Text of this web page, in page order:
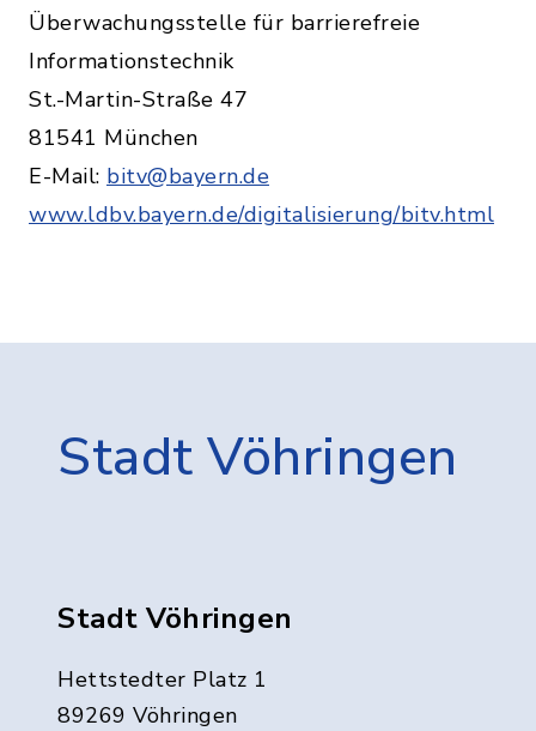
Überwachungsstelle für barrierefreie
Informationstechnik
St.-Martin-Straße 47
81541 München
E-Mail: bitv@bayern.de
www.ldbv.bayern.de/digitalisierung/bitv.html
Stadt Vöhringen
Stadt Vöhringen
Hettstedter Platz 1
89269 Vöhringen